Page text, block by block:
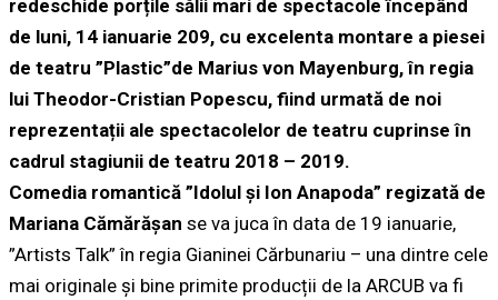
redeschide porțile sălii mari de spectacole începând
de luni, 14 ianuarie 209, cu excelenta montare a piesei
de teatru ”Plastic”de Marius von Mayenburg, în regia
lui Theodor-Cristian Popescu, fiind urmată de noi
reprezentații ale spectacolelor de teatru cuprinse în
cadrul stagiunii de teatru 2018 – 2019.
Comedia romantică ”Idolul și Ion Anapoda” regizată de
Mariana Cămărășan se va juca în data de 19 ianuarie,
”Artists Talk” în regia Gianinei Cărbunariu – una dintre cele
mai originale și bine primite producții de la ARCUB va fi